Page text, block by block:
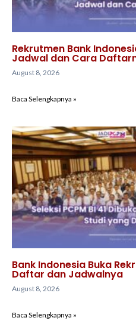
Rekrutmen Bank
Jadwal dan Cara
August 8, 2026
Baca Selengkapnya »
Bank Indonesia Buka
Daftar dan Jadwalnya
August 8, 2026
Baca Selengkapnya »